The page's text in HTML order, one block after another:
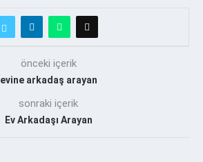
önceki içerik
evine arkadaş arayan
sonraki içerik
Ev Arkadaşı Arayan